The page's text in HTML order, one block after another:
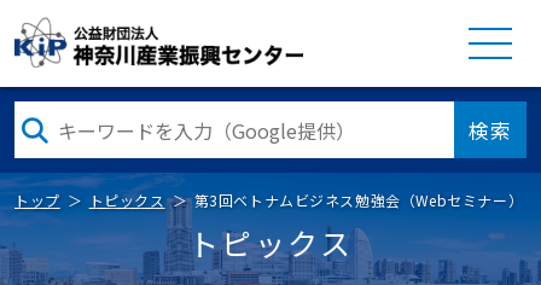
検索
トップ トピックス 第3回ベトナムビジネス勉強会（Webセミナー）
トピックス